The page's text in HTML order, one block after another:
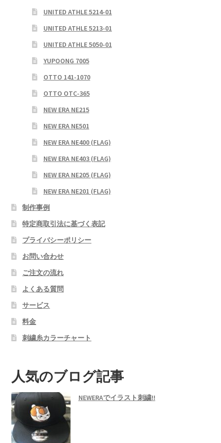
UNITED ATHLE 5214-01
UNITED ATHLE 5213-01
UNITED ATHLE 5050-01
YUPOONG 7005
OTTO 141-1070
OTTO OTC-365
NEW ERA NE215
NEW ERA NE501
NEW ERA NE400 (FLAG)
NEW ERA NE403 (FLAG)
NEW ERA NE205 (FLAG)
NEW ERA NE201 (FLAG)
制作事例
特定商取引法に基づく表記
プライバシーポリシー
お問い合わせ
ご注文の流れ
よくある質問
サービス
料金
刺繍糸カラーチャート
人気のブログ記事
NEWERAでイラスト刺繍!!